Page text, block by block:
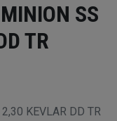
SS
TR
KEVLAR DD TR